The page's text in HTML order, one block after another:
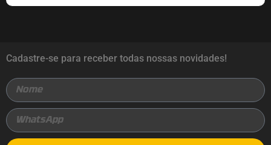
Cadastre-se para receber todas nossas novidades!